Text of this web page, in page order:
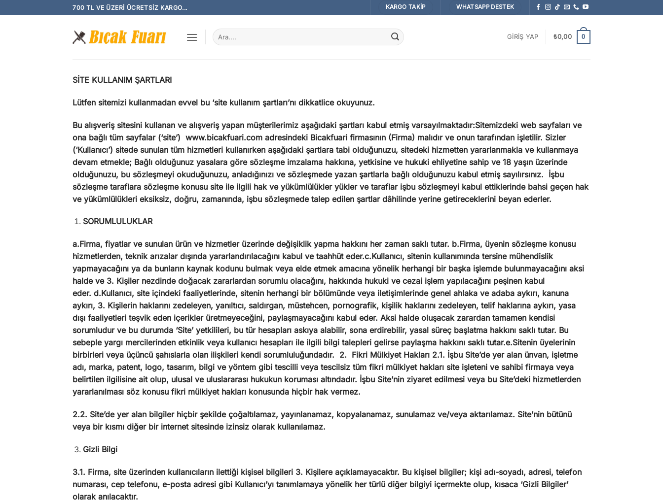
atla
700 TL VE ÜZERI ÜCRETSIZ KARGO... KARGO TAKIP WHATSAPP DESTEK
Ara:
GIRIŞ YAP ₺0,00 0
SİTE KULLANIM ŞARTLARI
Lütfen sitemizi kullanmadan evvel bu ‘site kullanım şartları’nı dikkatlice okuyunuz.
Bu alışveriş sitesini kullanan ve alışveriş yapan müşterilerimiz aşağıdaki şartları kabul etmiş varsayılmaktadır:Sitemizdeki web sayfaları ve
ona bağlı tüm sayfalar (‘site’) www.bicakfuari.com adresindeki Bicakfuari firmasının (Firma) malıdır ve onun tarafından işletilir. Sizler
(‘Kullanıcı’) sitede sunulan tüm hizmetleri kullanırken aşağıdaki şartlara tabi olduğunuzu, sitedeki hizmetten yararlanmakla ve kullanmaya
devam etmekle; Bağlı olduğunuz yasalara göre sözleşme imzalama hakkına, yetkisine ve hukuki ehliyetine sahip ve 18 yaşın üzerinde
olduğunuzu, bu sözleşmeyi okuduğunuzu, anladığınızı ve sözleşmede yazan şartlarla bağlı olduğunuzu kabul etmiş sayılırsınız. İşbu
sözleşme taraflara sözleşme konusu site ile ilgili hak ve yükümlülükler yükler ve taraflar işbu sözleşmeyi kabul ettiklerinde bahsi geçen hak
ve yükümlülükleri eksiksiz, doğru, zamanında, işbu sözleşmede talep edilen şartlar dâhilinde yerine getireceklerini beyan ederler.
SORUMLULUKLAR
a.Firma, fiyatlar ve sunulan ürün ve hizmetler üzerinde değişiklik yapma hakkını her zaman saklı tutar. b.Firma, üyenin sözleşme konusu
hizmetlerden, teknik arızalar dışında yararlandırılacağını kabul ve taahhüt eder.c.Kullanıcı, sitenin kullanımında tersine mühendislik
yapmayacağını ya da bunların kaynak kodunu bulmak veya elde etmek amacına yönelik herhangi bir başka işlemde bulunmayacağını aksi
halde ve 3. Kişiler nezdinde doğacak zararlardan sorumlu olacağını, hakkında hukuki ve cezai işlem yapılacağını peşinen kabul
eder. d.Kullanıcı, site içindeki faaliyetlerinde, sitenin herhangi bir bölümünde veya iletişimlerinde genel ahlaka ve adaba aykırı, kanuna
aykırı, 3. Kişilerin haklarını zedeleyen, yanıltıcı, saldırgan, müstehcen, pornografik, kişilik haklarını zedeleyen, telif haklarına aykırı, yasa
dışı faaliyetleri teşvik eden içerikler üretmeyeceğini, paylaşmayacağını kabul eder. Aksi halde oluşacak zarardan tamamen kendisi
sorumludur ve bu durumda ‘Site’ yetkilileri, bu tür hesapları askıya alabilir, sona erdirebilir, yasal süreç başlatma hakkını saklı tutar. Bu
sebeple yargı mercilerinden etkinlik veya kullanıcı hesapları ile ilgili bilgi talepleri gelirse paylaşma hakkını saklı tutar.e.Sitenin üyelerinin
birbirleri veya üçüncü şahıslarla olan ilişkileri kendi sorumluluğundadır. 2. Fikri Mülkiyet Hakları 2.1. İşbu Site’de yer alan ünvan, işletme
adı, marka, patent, logo, tasarım, bilgi ve yöntem gibi tescilli veya tescilsiz tüm fikri mülkiyet hakları site işleteni ve sahibi firmaya veya
belirtilen ilgilisine ait olup, ulusal ve uluslararası hukukun koruması altındadır. İşbu Site’nin ziyaret edilmesi veya bu Site’deki hizmetlerden
yararlanılması söz konusu fikri mülkiyet hakları konusunda hiçbir hak vermez.
2.2. Site’de yer alan bilgiler hiçbir şekilde çoğaltılamaz, yayınlanamaz, kopyalanamaz, sunulamaz ve/veya aktarılamaz. Site’nin bütünü
veya bir kısmı diğer bir internet sitesinde izinsiz olarak kullanılamaz.
Gizli Bilgi
3.1. Firma, site üzerinden kullanıcıların ilettiği kişisel bilgileri 3. Kişilere açıklamayacaktır. Bu kişisel bilgiler; kişi adı-soyadı, adresi, telefon
numarası, cep telefonu, e-posta adresi gibi Kullanıcı’yı tanımlamaya yönelik her türlü diğer bilgiyi içermekte olup, kısaca ‘Gizli Bilgiler’
olarak anılacaktır.